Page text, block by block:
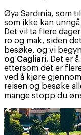
Øya Sardinia, som
som ikke kan
Det vil ta flere
ro og mak, siden
besøke, og vi
og Cagliari. Det er
ettersom det er
ved å kjøre
reisen og besøke
mange stopp du